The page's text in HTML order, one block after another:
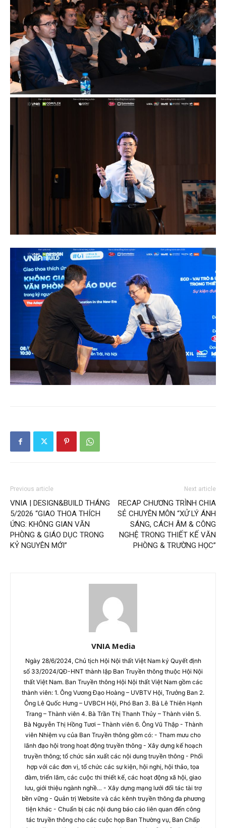
Previous article
VNIA | DESIGN&BUILD THÁNG
5/2026 “GIAO THOA THÍCH
ỨNG: KHÔNG GIAN VĂN
PHÒNG & GIÁO DỤC TRONG
KỶ NGUYÊN MỚI”
Next article
RECAP CHƯƠNG TRÌNH CHIA
SẺ CHUYÊN MÔN “XỬ LÝ ÁNH
SÁNG, CÁCH ÂM & CÔNG
NGHỆ TRONG THIẾT KẾ VĂN
PHÒNG & TRƯỜNG HỌC”
VNIA Media
Ngày 28/6/2024, Chủ tịch Hội Nội thất Việt Nam ký Quyết định
số 33/2024/QĐ-HNT thành lập Ban Truyền thông thuộc Hội Nội
thất Việt Nam. Ban Truyền thông Hội Nội thất Việt Nam gồm các
thành viên: 1. Ông Vương Đạo Hoàng – UVBTV Hội, Trưởng Ban 2.
Ông Lê Quốc Hưng – UVBCH Hội, Phó Ban 3. Bà Lê Thiên Hạnh
Trang – Thành viên 4. Bà Trần Thị Thanh Thủy – Thành viên 5.
Bà Nguyễn Thị Hồng Tươi – Thành viên 6. Ông Vũ Thập - Thành
viên Nhiệm vụ của Ban Truyền thông gồm có: - Tham mưu cho
lãnh đạo hội trong hoạt động truyền thông - Xây dựng kế hoạch
truyền thông; tổ chức sản xuất các nội dung truyền thông - Phối
hợp với các đơn vị, tổ chức các sự kiện, hội nghị, hội thảo, tọa
đàm, triển lãm, các cuộc thi thiết kế, các hoạt động xã hội, giao
lưu, giới thiệu ngành nghề… - Xây dựng mạng lưới đối tác tài trợ
bền vững - Quản trị Website và các kênh truyền thông đa phương
tiện khác - Chuẩn bị các nội dung báo cáo liên quan đến công
tác truyền thông cho các cuộc họp Ban Thường vụ, Ban Chấp